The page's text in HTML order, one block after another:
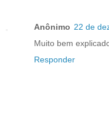
Anônimo 22 de
Muito bem
Responder